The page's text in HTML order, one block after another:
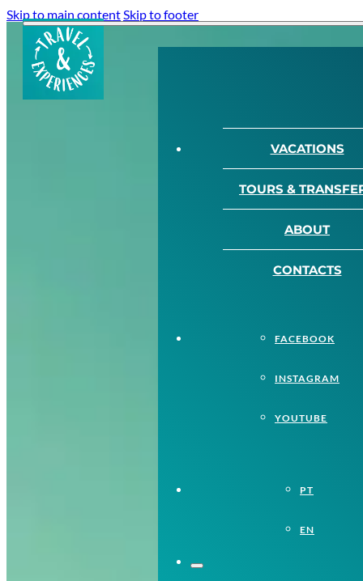
Skip to main contentSkip to footer
VACATIONS
TOURS &
ABOUT
CONTACTS
FACEBOOK
INSTAGRAM
YOUTUBE
PT
EN